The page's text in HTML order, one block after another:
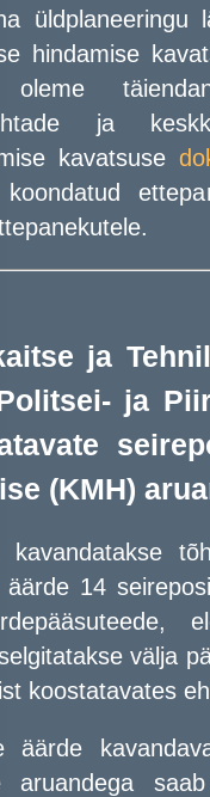
üldplaneeringu
hindamise
oleme
ja
kavatsuse
ja
ja
(KMH)
kavandatakse
14
välja
koostatavates
äärde
aruandega